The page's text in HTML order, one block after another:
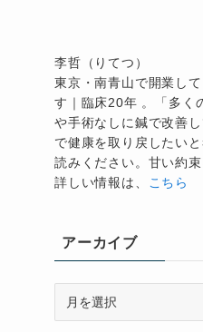
李哲（りてつ）
東京・南青山で開業し
す｜臨床20年 。「多く
や手術なしに鍼で改善
で健康を取り戻したい
読みください。甘い約
詳しい情報は、 こちら
アーカイブ